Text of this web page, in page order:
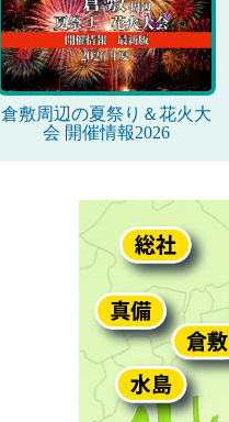
倉敷周辺の夏祭り＆花火大
会 開催情報2026